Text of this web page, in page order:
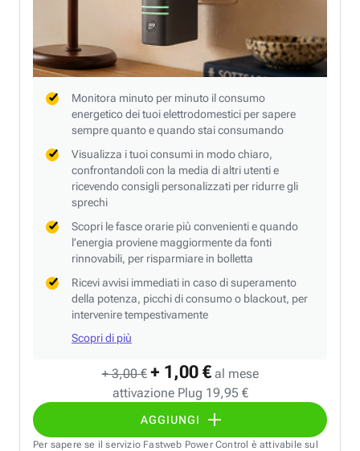
+ 3,00 € + 1,00 € al mese
attivazione Plug 19,95 €
AGGIUNGI
Monitora minuto per minuto il consumo
energetico dei tuoi elettrodomestici per sapere
sempre quanto e quando stai consumando
Visualizza i tuoi consumi in modo chiaro,
confrontandoli con la media di altri utenti e
ricevendo consigli personalizzati per ridurre gli
sprechi
Scopri le fasce orarie più convenienti e quando
l’energia proviene maggiormente da fonti
rinnovabili, per risparmiare in bolletta
Ricevi avvisi immediati in caso di superamento
della potenza, picchi di consumo o blackout, per
intervenire tempestivamente
Scopri di più
Per sapere se il servizio Fastweb Power Control è attivabile sul